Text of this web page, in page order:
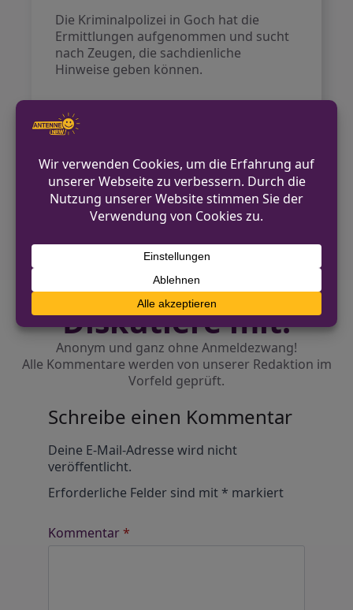
Die Kriminalpolizei in Goch hat die
Ermittlungen aufgenommen und sucht
nach Zeugen, die sachdienliche
Hinweise geben können.
VORHERIGER BEITRAG
dringen in Laube ein
NÄCHSTER BEITRAG
Erneute Brandstiftung an Fahrzeugen in
Diskutiere mit!
Anonym und ganz ohne Anmeldezwang!
Alle Kommentare werden von unserer Redaktion im
Vorfeld geprüft.
Schreibe einen Kommentar
Deine E-Mail-Adresse wird nicht
veröffentlicht.
Erforderliche Felder sind mit * markiert
Kommentar*